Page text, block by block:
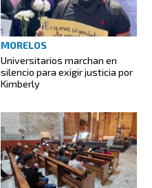
MORELOS
Universitarios marchan en
silencio para exigir justicia por
Kimberly